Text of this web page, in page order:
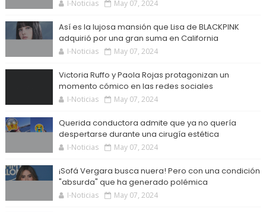
I-Noticias May 07, 2024
Así es la lujosa mansión que Lisa de BLACKPINK
adquirió por una gran suma en California
I-Noticias May 07, 2024
Victoria Ruffo y Paola Rojas protagonizan un
momento cómico en las redes sociales
I-Noticias May 07, 2024
Querida conductora admite que ya no quería
despertarse durante una cirugía estética
I-Noticias May 07, 2024
¡Sofá Vergara busca nuera! Pero con una condición
"absurda" que ha generado polémica
I-Noticias May 07, 2024